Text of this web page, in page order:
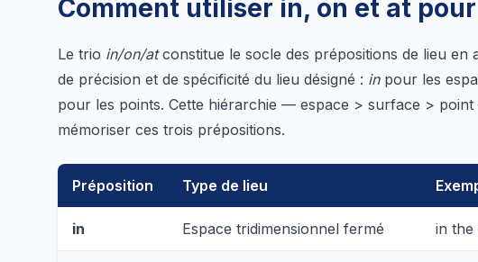
Comment utiliser in, on et at
Le trio in/on/atconstitue le socle des prépositions de lieu en
de précision et de spécificité du lieu désigné : inpour les
pour les points. Cette hiérarchie — espace > surface >
mémoriser ces trois prépositions.
Préposition Type de lieu
in Espace tridimensionnel fermé in the